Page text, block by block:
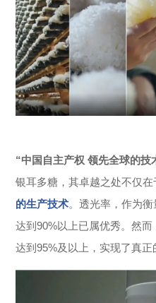
“中国自主产权 领先全球的技
银耳多糖，其卓越之处不仅
的生产技术。透光率，作为
达到90%以上已属优秀。然
达到95%及以上，实现了真正